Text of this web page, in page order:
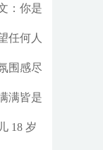
：你是
任何人
围感尽
满皆是
18 岁